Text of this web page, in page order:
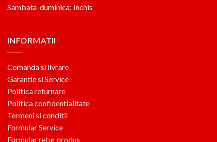
Sambata-duminica: Inchis
INFORMATII
Comanda si livrare
Garantie si Service
Politica returnare
Politica confidentialitate
Termeni si conditii
Formular Service
Formular retur produs